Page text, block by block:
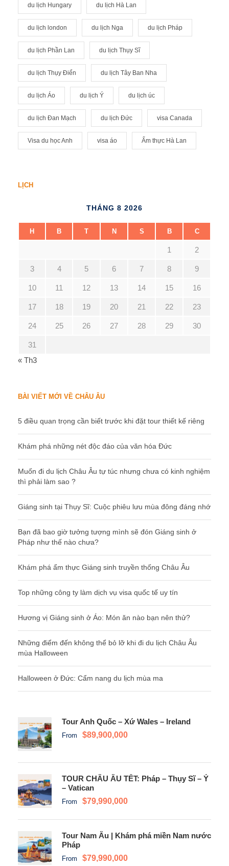
du lịch Hungary du lịch Hà Lan
du lịch london du lịch Nga du lịch Pháp
du lịch Phần Lan du lịch Thụy Sĩ
du lịch Thụy Điển du lịch Tây Ban Nha
du lịch Áo du lịch Ý du lịch úc
du lịch Đan Mạch du lịch Đức visa Canada
Visa du học Anh visa áo Ẩm thực Hà Lan
LỊCH
THÁNG 8 2026
H B T N S B C
1 2
3 4 5 6 7 8 9
10 11 12 13 14 15 16
17 18 19 20 21 22 23
24 25 26 27 28 29 30
31
« Th3
BÀI VIẾT MỚI VỀ CHÂU ÂU
5 điều quan trọng cần biết trước khi đặt tour thiết kế riêng
Khám phá những nét độc đáo của văn hóa Đức
Muốn đi du lịch Châu Âu tự túc nhưng chưa có kinh nghiệm
thì phải làm sao ?
Giáng sinh tại Thụy Sĩ: Cuộc phiêu lưu mùa đông đáng nhớ
Bạn đã bao giờ tưởng tượng mình sẽ đón Giáng sinh ở
Pháp như thế nào chưa?
Khám phá ẩm thực Giáng sinh truyền thống Châu Âu
Top những công ty làm dịch vụ visa quốc tế uy tín
Hương vị Giáng sinh ở Áo: Món ăn nào bạn nên thử?
Những điểm đến không thể bỏ lỡ khi đi du lịch Châu Âu
mùa Halloween
Halloween ở Đức: Cẩm nang du lịch mùa ma
Tour Anh Quốc – Xứ Wales – Ireland
From $89,900,000
TOUR CHÂU ÂU TẾT: Pháp – Thụy Sĩ – Ý
– Vatican
From $79,990,000
Tour Nam Âu | Khám phá miền Nam nước
Pháp
From $79,990,000